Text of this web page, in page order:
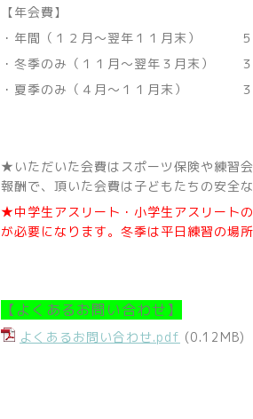
【年会費】
・年間（１２月～翌年１１月末） ５
・冬季のみ（１１月～翌年３月末） ３
・夏季のみ（４月～１１月末） ３
★いただいた会費はスポーツ保険や練習
報酬で、頂いた会費は子どもたちの安全
★中学生アスリート・小学生アスリート
が必要になります。冬季は平日練習の場
【よくあるお問い合わせ】
よくあるお問い合わせ.pdf (0.12MB)